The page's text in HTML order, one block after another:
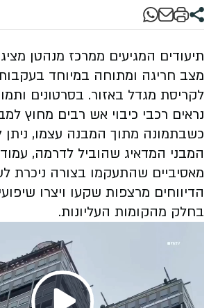
תיעודים המגיעים ממרכז מנהטן
מצב חריגה ומתוחה במיוחד
לקריסת מגדל באזור. בסרטונים
נראים רכבי כיבוי אש רבים מחוץ
כשבתמונה מתוך המבנה עצמו, ניתן
המבני המדאיג שהוביל לדרמה,
מאסיביים שהתעקמו בצורה ניכרת
הדיווחים מרצפות שקעו ויצרו
בחלק מהקומות העליונות.